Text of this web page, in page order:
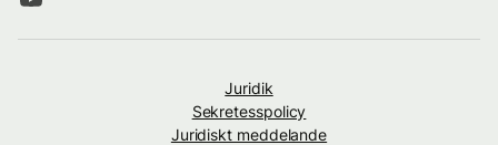
Juridik
Sekretesspolicy
Juridiskt meddelande